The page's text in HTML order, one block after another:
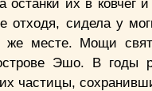
их в ковчег
отходя, сидела у
месте. Мощи
Эшо. В годы
частицы,